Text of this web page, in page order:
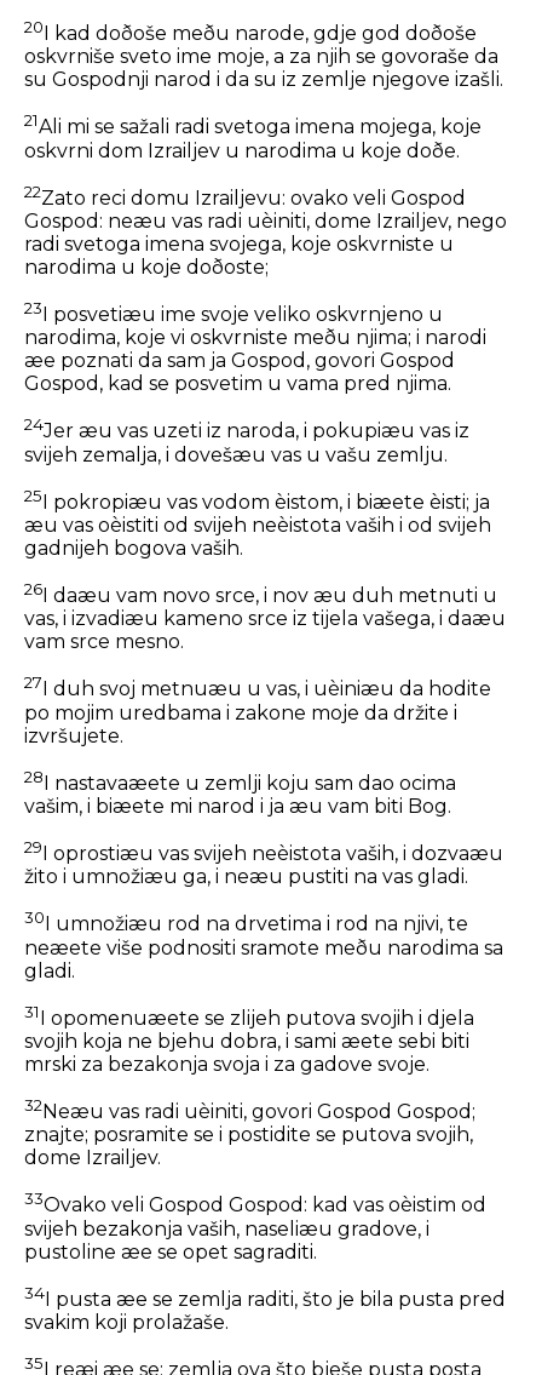
20
I kad doðoše meðu narode, gdje god doðoše
oskvrniše sveto ime moje, a za njih se govoraše da
su Gospodnji narod i da su iz zemlje njegove izašli.
21Ali mi se sažali radi svetoga imena mojega, koje
oskvrni dom Izrailjev u narodima u koje doðe.
22Zato reci domu Izrailjevu: ovako veli Gospod
Gospod: neæu vas radi uèiniti, dome Izrailjev, nego
radi svetoga imena svojega, koje oskvrniste u
narodima u koje doðoste;
23
I posvetiæu ime svoje veliko oskvrnjeno u
narodima, koje vi oskvrniste meðu njima; i narodi
æe poznati da sam ja Gospod, govori Gospod
Gospod, kad se posvetim u vama pred njima.
24Jer æu vas uzeti iz naroda, i pokupiæu vas iz
svijeh zemalja, i dovešæu vas u vašu zemlju.
25I pokropiæu vas vodom èistom, i biæete èisti; ja
æu vas oèistiti od svijeh neèistota vaših i od svijeh
gadnijeh bogova vaših.
26 I daæu vam novo srce, i nov æu duh metnuti u
vas, i izvadiæu kameno srce iz tijela vašega, i daæu
vam srce mesno.
27
I duh svoj metnuæu u vas, i uèiniæu da hodite
po mojim uredbama i zakone moje da držite i
izvršujete.
28I nastavaæete u zemlji koju sam dao ocima
vašim, i biæete mi narod i ja æu vam biti Bog.
29
I oprostiæu vas svijeh neèistota vaših, i dozvaæu
žito i umnožiæu ga, i neæu pustiti na vas gladi.
30
I umnožiæu rod na drvetima i rod na njivi, te
neæete više podnositi sramote meðu narodima sa
gladi.
31I opomenuæete se zlijeh putova svojih i djela
svojih koja ne bjehu dobra, i sami æete sebi biti
mrski za bezakonja svoja i za gadove svoje.
32 Neæu vas radi uèiniti, govori Gospod Gospod;
znajte; posramite se i postidite se putova svojih,
dome Izrailjev.
33Ovako veli Gospod Gospod: kad vas oèistim od
svijeh bezakonja vaših, naseliæu gradove, i
pustoline æe se opet sagraditi.
34I pusta æe se zemlja raditi, što je bila pusta pred
svakim koji prolažaše.
35 I reæi æe se: zemlja ova što bješe pusta posta